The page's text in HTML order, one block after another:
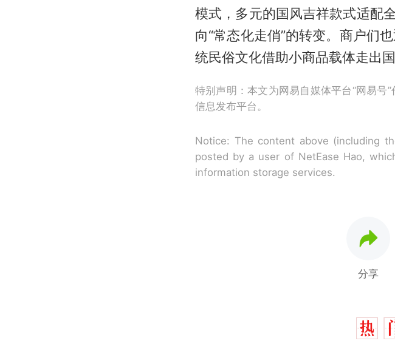
模式，多元的国风吉祥款式适配
向“常态化走俏”的转变。商户们
统民俗文化借助小商品载体走出国
特别声明：本文为网易自媒体平台“网易号
信息发布平台。
Notice: The content above (including
posted by a user of NetEase Hao,
information storage services.
分享